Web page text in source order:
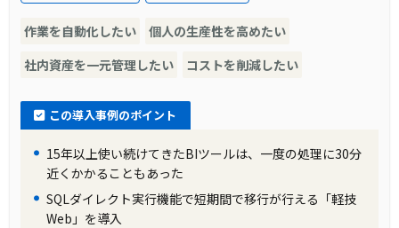
作業を自動化したい
個人の生産性を高めたい
社内資産を一元管理したい
コストを削減したい
この導入事例のポイント
15年以上使い続けてきたBIツールは、一度の処理に30分
近くかかることもあった
SQLダイレクト実行機能で短期間で移行が行える「軽技
Web」を導入